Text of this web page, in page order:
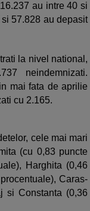
au intre 40 si
57.828 au depasit
la nivel national,
neindemnizati.
mai fata de aprilie
cu 2.165.
cele mai mari
(cu 0,83 puncte
Harghita (0,46
Caras-
si Constanta (0,36